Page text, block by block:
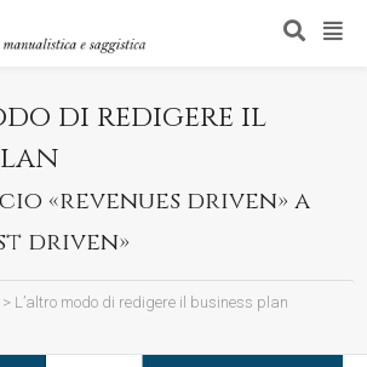
di redigere il
«revenues driven» a
driven»
> L’altro modo di redigere il business plan